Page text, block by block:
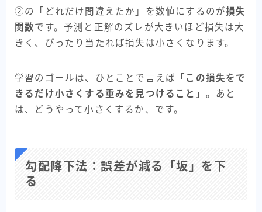
②の「どれだけ間違えたか」を数値にするのが損失
関数です。予測と正解のズレが大きいほど損失は大
きく、ぴったり当たれば損失は小さくなります。
学習のゴールは、ひとことで言えば
「この損失をで
きるだけ小さくする重みを見つけること」 。あと
は、どうやって小さくするか、です。
勾配降下法：誤差が減る「坂」を下
る